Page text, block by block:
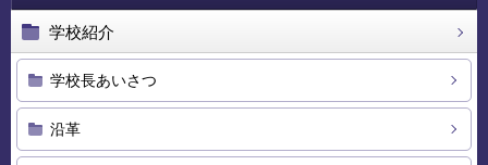
学校紹介
学校長あいさつ
沿革